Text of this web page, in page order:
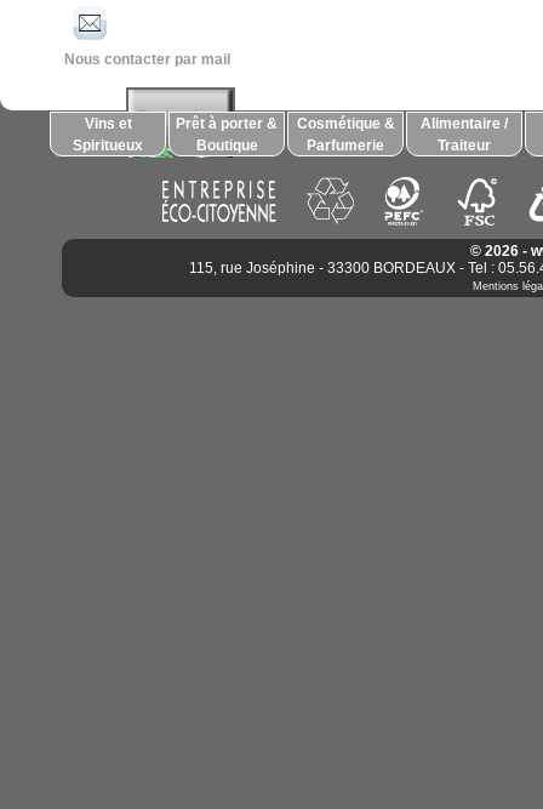
Nous contacter par mail
Vins et
Spiritueux
Prêt à porter &
Boutique
Cosmétique &
Parfumerie
Alimentaire /
Traiteur
© 2026 -
115, rue Joséphine - 33300 BORDEAUX - Tel :
Mentions